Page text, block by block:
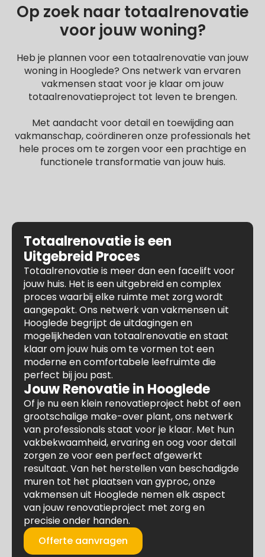
Op zoek naar totaalrenovatie
voor jouw woning?
Heb je plannen voor een totaalrenovatie van jouw
woning in Hooglede? Ons netwerk van ervaren
vakmensen staat voor je klaar om jouw
totaalrenovatieproject tot leven te brengen.
Met aandacht voor detail en toewijding aan
vakmanschap, coördineren onze professionals het
hele proces om te zorgen voor een prachtige en
functionele transformatie van jouw huis.
Totaalrenovatie is een
Uitgebreid Proces
Totaalrenovatie is meer dan een facelift voor
jouw huis. Het is een uitgebreid en complex
proces waarbij elke ruimte met zorg wordt
aangepakt. Ons netwerk van vakmensen uit
Hooglede begrijpt de uitdagingen en
mogelijkheden van totaalrenovatie en staat
klaar om jouw huis om te vormen tot een
moderne en comfortabele leefruimte die
perfect bij jou past.
Jouw Renovatie in Hooglede
Of je nu een klein renovatieproject hebt of een
grootschalige make-over plant, ons netwerk
van professionals staat voor je klaar. Met hun
vakbekwaamheid, ervaring en oog voor detail
zorgen ze voor een perfect afgewerkt
resultaat. Van het herstellen van beschadigde
muren tot het plaatsen van gyproc, onze
vakmensen uit Hooglede nemen elk aspect
van jouw renovatieproject met zorg en
precisie onder handen.
Offerte aanvragen